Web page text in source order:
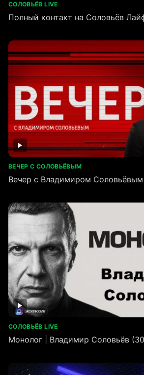
СОЛОВЬЁВ LIVE
Полный контакт на Соловьёв
ВЕЧЕР С СОЛОВЬЁВЫМ
Вечер с Владимиром
СОЛОВЬЁВ LIVE
Монолог | Владимир Соловьёв